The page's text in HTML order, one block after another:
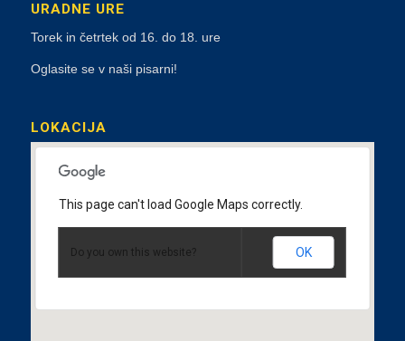
URADNE URE
Torek in četrtek od 16. do 18. ure
Oglasite se v naši pisarni!
LOKACIJA
This page can't load Google Maps correctly.
Do you own this website? OK